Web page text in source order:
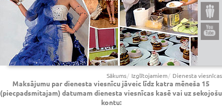
Sākums Izglītojamiem Dienesta viesnīcas
Maksājumu par dienesta viesnīcu jāveic līdz katra mēneša 15
(piecpadsmitajam) datumam dienesta viesnīcas kasē vai uz sekojošu
kontu: